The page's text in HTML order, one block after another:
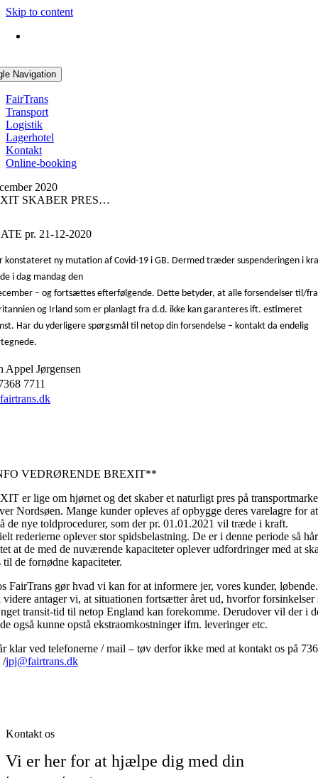
Skip to content
Navigation
FairTrans
Transport
Logistik
Lagerhotel
Kontakt
Online-booking
2020
SKABER PRES…
pr. 21-12-2020
konstateret ny mutation af Covid-19 i GB. Dermed træder suspenderingen i
i dag mandag den
– og fortsættes efterfølgende. Dette betyder, at alle forsendelser til/fra
og Irland som er planlagt fra d.d. ikke kan garanteres ift. estimeret
Har du yderligere spørgsmål til netop din forsendelse – kontakt da endelig
Appel Jørgensen
7711
fairtrans.dk
VEDRØRENDE BREXIT**
er lige om hjørnet og det skaber et naturligt pres på
Nordsøen. Mange kunder opleves af opbygge deres varelagre for at
de nye toldprocedurer, som der pr. 01.01.2021 vil træde i kraft.
rederierne oplever stor spidsbelastning. De er i denne periode så
at de med de nuværende kapaciteter oplever udfordringer med at
til de fornødne kapaciteter.
FairTrans gør hvad vi kan for at informere jer, vores kunder, løbende.
antager vi, at situationen fortsætter året ud, hvorfor forsinkelser
transit-tid til netop England kan forekomme. Derudover vil der i
også kunne opstå ekstraomkostninger ifm. leveringer etc.
klar ved telefonerne / mail – tøv derfor ikke med at kontakt os på
/jpj@fairtrans.dk
Kontakt os
Vi er her for at hjælpe dig med din